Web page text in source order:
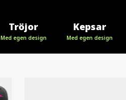
Tröjor
Med egen design
Kepsar
Med egen design